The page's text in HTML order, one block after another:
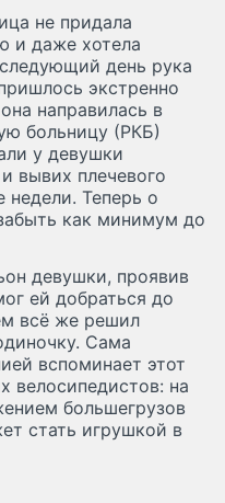
не придала
и даже хотела
день рука
экстренно
направилась в
больницу (РКБ)
у девушки
вывих плечевого
недели. Теперь о
как минимум до
девушки, проявив
ей добраться до
всё же решил
Сама
вспоминает этот
велосипедистов: на
большегрузов
стать игрушкой в